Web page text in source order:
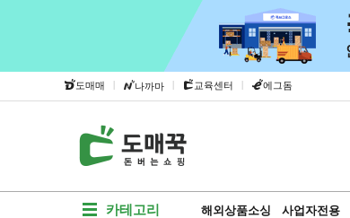
도매매 | 나까마 | 교육센터 | 에그돔
카테고리 해외상품소싱 사업자전용